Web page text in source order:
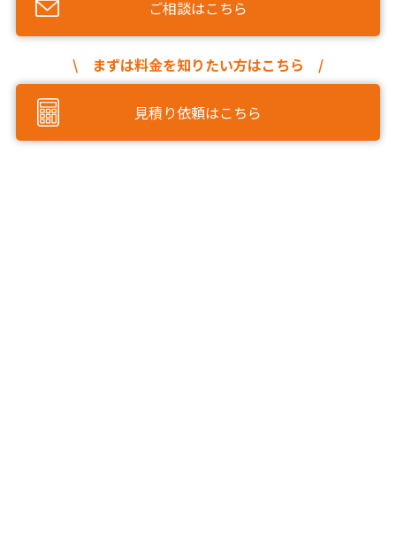
ご相談はこちら
\ まずは料金を知りたい方はこちら /
見積り依頼はこちら